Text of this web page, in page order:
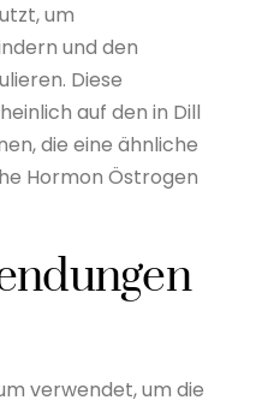
um
und den
Diese
auf den in Dill
die eine ähnliche
Hormon Östrogen
verwendet, um die